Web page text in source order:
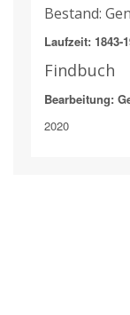
Bestand:
Laufzeit: 1843-
Findbuch
Bearbeitung:
2020